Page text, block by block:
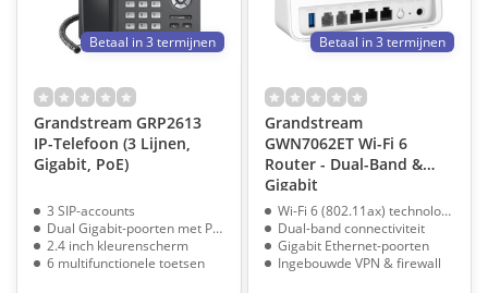
Betaal in 3 termijnen
Grandstream GRP2613
IP-Telefoon (3 Lijnen,
Gigabit, PoE)
3 SIP-accounts
Dual Gigabit-poorten met PoE
2.4 inch kleurenscherm
6 multifunctionele toetsen
Betaal in 3 termijnen
Grandstream
GWN7062ET Wi-Fi 6
Router - Dual-Band &
Gigabit
Wi-Fi 6 (802.11ax) technologie
Dual-band connectiviteit
Gigabit Ethernet-poorten
Ingebouwde VPN & firewall